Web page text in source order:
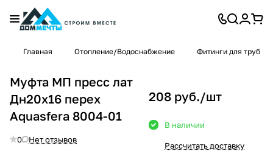
Главная Отопление/Водоснабжение Фитинги для труб
Муфта МП пресс лат
Дн20х16 перех
Aquasfera 8004-01
0 Нет отзывов
208 руб./шт
В наличии
Рассчитать доставку